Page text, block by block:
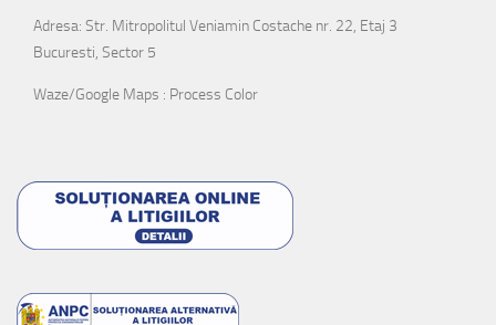
Adresa: Str. Mitropolitul Veniamin Costache nr. 22, Etaj 3
Bucuresti, Sector 5
Waze/Google Maps : Process Color